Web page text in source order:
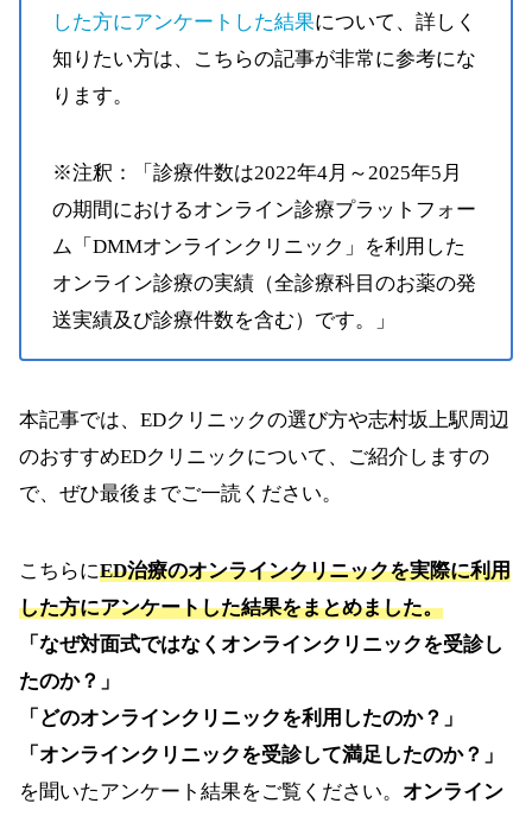
した方にアンケートした結果について、詳しく
知りたい方は、こちらの記事が非常に参考にな
ります。
※注釈：「診療件数は2022年4月～2025年5月
の期間におけるオンライン診療プラットフォー
ム「DMMオンラインクリニック」を利用した
オンライン診療の実績（全診療科目のお薬の発
送実績及び診療件数を含む）です。」
本記事では、EDクリニックの選び方や志村坂上駅周辺
のおすすめEDクリニックについて、ご紹介しますの
で、ぜひ最後までご一読ください。
こちらにED治療のオンラインクリニックを実際に利用
した方にアンケートした結果をまとめました。
「なぜ対面式ではなくオンラインクリニックを受診し
たのか？」
「どのオンラインクリニックを利用したのか？」
「オンラインクリニックを受診して満足したのか？」
を聞いたアンケート結果をご覧ください。 オンライン